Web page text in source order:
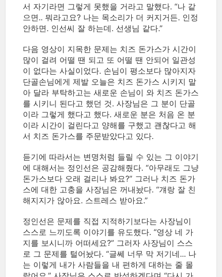
서 자기라면 그렇게 못했을 거라고 말했다. “나 같
으면.. 뭐라고요? 나는 목소리가 더 커지거든. 인정
안하면. 인선씨 잘 하는데. 선생님 같다.”
다음 영상이 지목한 문제는 치즈 돈가스가 시간이
많이 걸려 어떨 땐 되고 또 어떨 땐 안되어 일관성
이 없다는 사실이었다. 손님이 평소보다 많아지자
단골손님에게 제발 오늘은 치즈 돈가스 시키지 말
아 달라 부탁하고는 새로운 손님이 와 치즈 돈가스
를 시키니 된다고 했던 것. 사장님은 그 분이 단골
이라 그렇게 했다고 했다. 새로운 분은 처음 온 분
이라 시간이 걸린다고 양해를 구했고 괜찮다고 해
서 치즈 돈가스를 주문받았다고 있다.
듣기에 따라서는 변명처럼 들릴 수 있는 그 이야기
에 대해서는 정인선은 공감해줬다. “아무래도 그냥
돈가스보다 오래 걸리나 봐요?” 그러나 치즈 돈가
스에 대한 고충을 사장님은 꺼내놨다. “걔랑 잘 친
해지지가 않아요. 스트레스 받아요.”
정인선은 문제를 직접 지적하기보다는 사장님이
스스로 느끼도록 이야기를 유도했다. “영상 네 가
지를 보시니까 어떠세요?” 그러자 사장님이 스스
로 그 문제를 털어놨다. “글쎄 너무 막 저기네... 나
는 이렇게 내가 사람들을 내 편하게 대하는 줄 몰